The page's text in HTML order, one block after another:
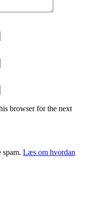
browser for the next
spam. Læs om hvordan